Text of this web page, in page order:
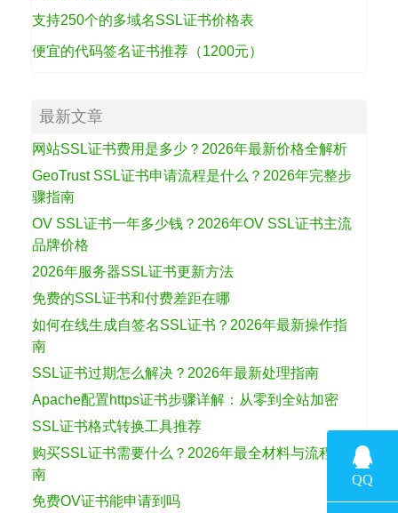
支持250个的多域名SSL证书价格表
便宜的代码签名证书推荐（1200元）
最新文章
网站SSL证书费用是多少？2026年最新价格全解析
GeoTrust SSL证书申请流程是什么？2026年完整步
骤指南
OV SSL证书一年多少钱？2026年OV SSL证书主流
品牌价格
2026年服务器SSL证书更新方法
免费的SSL证书和付费差距在哪
如何在线生成自签名SSL证书？2026年最新操作指
南
SSL证书过期怎么解决？2026年最新处理指南
Apache配置https证书步骤详解：从零到全站加密
SSL证书格式转换工具推荐
购买SSL证书需要什么？2026年最全材料与流程指
南
免费OV证书能申请到吗